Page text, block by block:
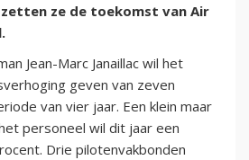
ze de toekomst van Air
Jean-Marc Janaillac wil het
geven van zeven
van vier jaar. Een klein maar
personeel wil dit jaar een
Drie pilotenvakbonden